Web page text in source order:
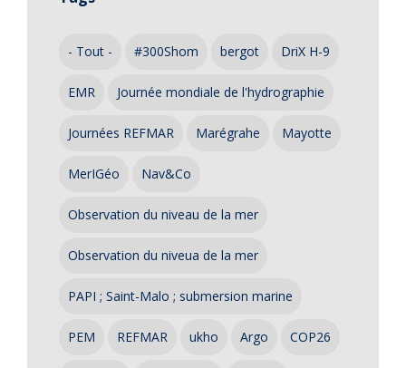
- Tout - #300Shom bergot DriX H-9
EMR Journée mondiale de l'hydrographie
Journées REFMAR Marégrahe Mayotte
MerIGéo Nav&Co
Observation du niveau de la mer
Observation du niveua de la mer
PAPI ; Saint-Malo ; submersion marine
PEM REFMAR ukho Argo COP26